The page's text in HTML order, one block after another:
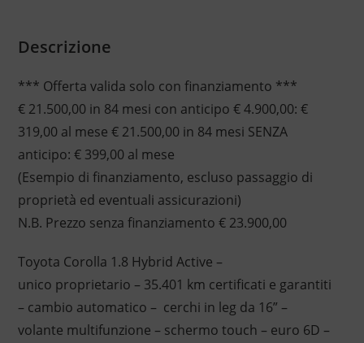
Descrizione
*** Offerta valida solo con finanziamento ***
€ 21.500,00 in 84 mesi con anticipo € 4.900,00: €
319,00 al mese € 21.500,00 in 84 mesi SENZA
anticipo: € 399,00 al mese
(Esempio di finanziamento, escluso passaggio di
proprietà ed eventuali assicurazioni)
N.B. Prezzo senza finanziamento € 23.900,00
Toyota Corolla 1.8 Hybrid Active –
unico proprietario – 35.401 km certificati e garantiti
– cambio automatico – cerchi in leg da 16” –
volante multifunzione – schermo touch – euro 6D –